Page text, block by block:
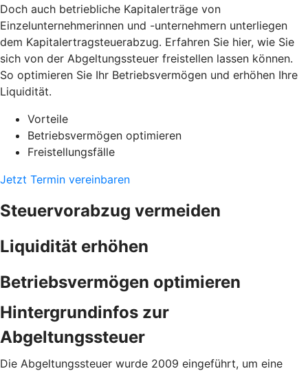
Doch auch betriebliche Kapitalerträge von
Einzelunternehmerinnen und -unternehmern unterliegen
dem Kapitalertragsteuerabzug. Erfahren Sie hier, wie Sie
sich von der Abgeltungssteuer freistellen lassen können.
So optimieren Sie Ihr Betriebsvermögen und erhöhen Ihre
Liquidität.
Vorteile
Betriebsvermögen optimieren
Freistellungsfälle
Jetzt Termin vereinbaren
Steuervorabzug vermeiden
Liquidität erhöhen
Betriebsvermögen optimieren
Hintergrundinfos zur
Abgeltungssteuer
Die Abgeltungssteuer wurde 2009 eingeführt, um eine